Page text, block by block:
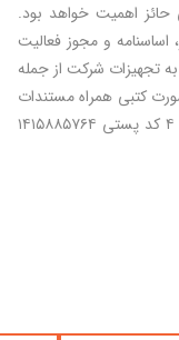
حائز اهمیت خواهد بود.
اساسنامه و مجوز فعالیت
به تجهیزات شرکت از جمله
کتبی همراه مستندات
موید حداکثر تا تاریخ ۱۳۹۸/۰۴/۲۰ به نشانی تهران میدان فاطمی ابتدای خیابان جویبار کوچه میرهادی شرقی پلاک ۴ کد پستی ۱۴۱۵۸۸۵۷۶۴